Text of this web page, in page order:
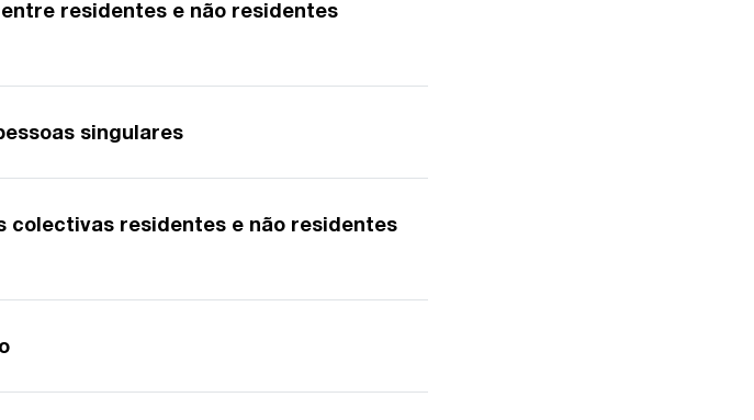
residentes e não residentes
singulares
colectivas residentes e não residentes